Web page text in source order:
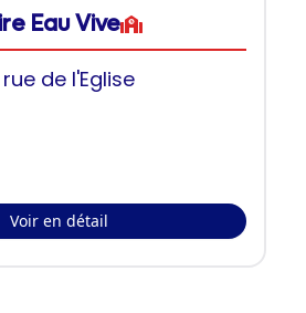
Eau Vive
rue de l'Eglise
Voir en détail